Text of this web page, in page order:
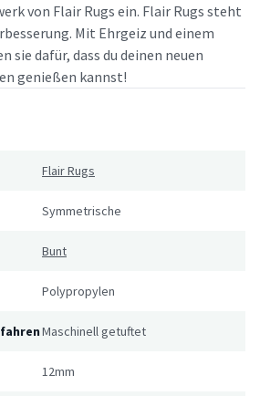
von Flair Rugs ein. Flair Rugs steht
Mit Ehrgeiz und einem
sie dafür, dass du deinen neuen
genießen kannst!
Flair Rugs
Symmetrische
Bunt
Polypropylen
Maschinell getuftet
12mm